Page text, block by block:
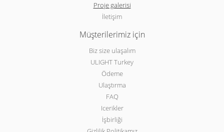
Proje galerisi
İletişim
Müşterilerimiz için
Biz size ulaşalım
ULIGHT Turkey
Ödeme
Ulaştırma
FAQ
Icerikler
İşbirliği